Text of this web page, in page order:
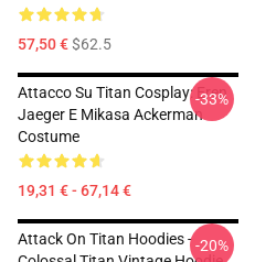
57,50 €$62.5
Attacco Su Titan Cosplay: Eren
Jaeger E Mikasa Ackerman
Costume
19,31 € - 67,14 €
-33%
Attack On Titan Hoodies --20%